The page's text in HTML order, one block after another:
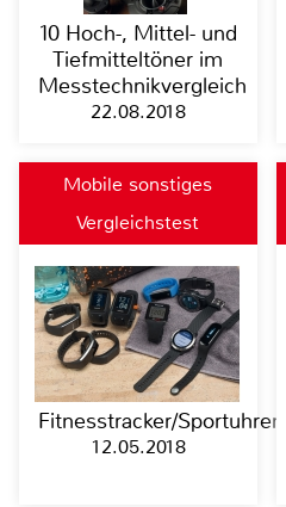
10 Hoch-, Mittel- und
Tiefmitteltöner im
Messtechnikvergleich
22.08.2018
Mobile sonstiges
Vergleichstest
Fitnesstracker/Sportuhren
12.05.2018